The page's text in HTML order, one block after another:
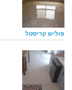
פוליש קריסטל